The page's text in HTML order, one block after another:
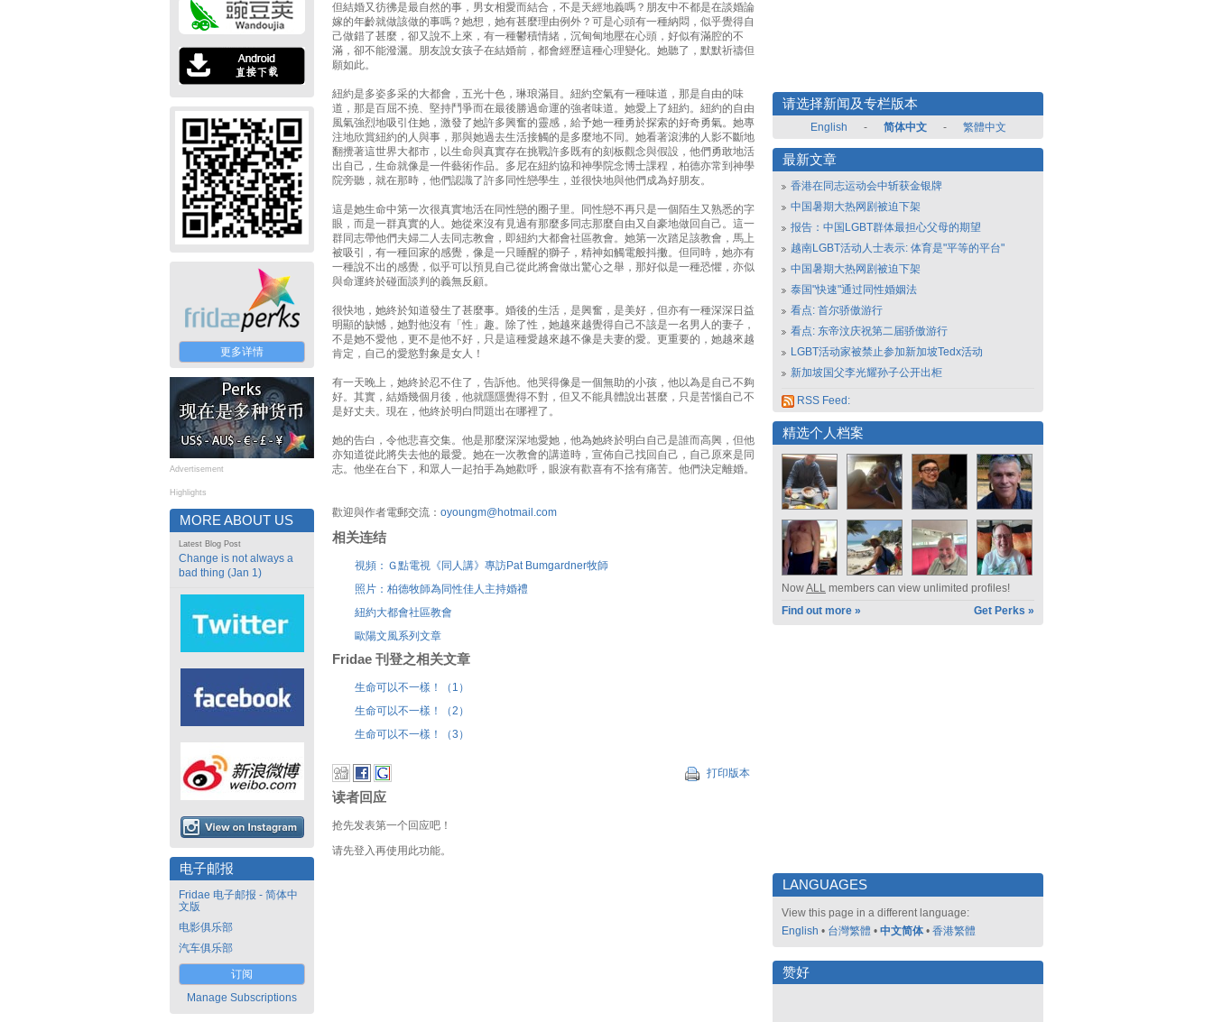
更多详情
Advertisement
Highlights
MORE ABOUT US
Latest Blog Post
Change is not always a
bad thing (Jan 1)
电子邮报
Fridae 电子邮报 - 简体中
文版
电影俱乐部
汽车俱乐部
订阅
Manage Subscriptions
但結婚又彷彿是最自然的事，男女相愛而結合，不是天經地義嗎？朋友中不都是在談婚論
嫁的年齡就做該做的事嗎？她想，她有甚麼理由例外？可是心頭有一種納悶，似乎覺得自
己做錯了甚麼，卻又說不上來，有一種鬱積情緒，沉甸甸地壓在心頭，好似有滿腔的不
滿，卻不能潑灑。朋友說女孩子在結婚前，都會經歷這種心理變化。她聽了，默默祈禱但
願如此。
紐約是多姿多采的大都會，五光十色，琳琅滿目。紐約空氣有一種味道，那是自由的味
道，那是百屈不撓、堅持鬥爭而在最後勝過命運的強者味道。她愛上了紐約。紐約的自由
風氣強烈地吸引住她，激發了她許多興奮的靈感，給予她一種勇於探索的好奇勇氣。她專
注地欣賞紐約的人與事，那與她過去生活接觸的是多麼地不同。她看著滾沸的人影不斷地
翻攪著這世界大都市，以生命與真實存在挑戰許多既有的刻板觀念與假設，他們勇敢地活
出自己，生命就像是一件藝術作品。多尼在紐約協和神學院念博士課程，柏德亦常到神學
院旁聽，就在那時，他們認識了許多同性戀學生，並很快地與他們成為好朋友。
這是她生命中第一次很真實地活在同性戀的圈子里。同性戀不再只是一個陌生又熟悉的字
眼，而是一群真實的人。她從來沒有見過有那麼多同志那麼自由又自豪地做回自己。這一
群同志帶他們夫婦二人去同志教會，即紐約大都會社區教會。她第一次踏足該教會，馬上
被吸引，有一種回家的感覺，像是一只睡醒的獅子，精神如觸電般抖擻。但同時，她亦有
一種說不出的感覺，似乎可以預見自己從此將會做出驚心之舉，那好似是一種恐懼，亦似
與命運終於碰面談判的義無反顧。
很快地，她終於知道發生了甚麼事。婚後的生活，是興奮，是美好，但亦有一種深深日益
明顯的缺憾，她對他沒有「性」趣。除了性，她越來越覺得自己不該是一名男人的妻子，
不是她不愛他，更不是他不好，只是這種愛越來越不像是夫妻的愛。更重要的，她越來越
肯定，自己的愛慾對象是女人！
有一天晚上，她終於忍不住了，告訴他。他哭得像是一個無助的小孩，他以為是自己不夠
好。其實，結婚幾個月後，他就隱隱覺得不對，但又不能具體說出甚麼，只是苦惱自己不
是好丈夫。現在，他終於明白問題出在哪裡了。
她的告白，令他悲喜交集。他是那麼深深地愛她，他為她終於明白自己是誰而高興，但他
亦知道從此將失去他的最愛。她在一次教會的講道時，宣佈自己找回自己，自己原來是同
志。他坐在台下，和眾人一起拍手為她歡呼，眼淚有歡喜有不捨有痛苦。他們決定離婚。
歡迎與作者電郵交流： oyoungm@hotmail.com
相关连结
視頻：Ｇ點電視《同人講》專訪Pat Bumgardner牧師
照片：柏德牧師為同性佳人主持婚禮
紐約大都會社區教會
歐陽文風系列文章
Fridae 刊登之相关文章
生命可以不一樣！（1）
生命可以不一樣！（2）
生命可以不一樣！（3）
打印版本
读者回应
抢先发表第一个回应吧！
请先登入再使用此功能。
请选择新闻及专栏版本
English - 简体中文 - 繁體中文
最新文章
香港在同志运动会中斩获金银牌
中国暑期大热网剧被迫下架
报告：中国LGBT群体最担心父母的期望
越南LGBT活动人士表示: 体育是"平等的平台"
中国暑期大热网剧被迫下架
泰国"快速"通过同性婚姻法
看点: 首尔骄傲游行
看点: 东帝汶庆祝第二届骄傲游行
LGBT活动家被禁止参加新加坡Tedx活动
新加坡国父李光耀孙子公开出柜
RSS Feed:
精选个人档案
NowALL members can view unlimited profiles!
Find out more »
Get Perks »
LANGUAGES
View this page in a different language:
English • 台灣繁體 • 中文简体 • 香港繁體
赞好